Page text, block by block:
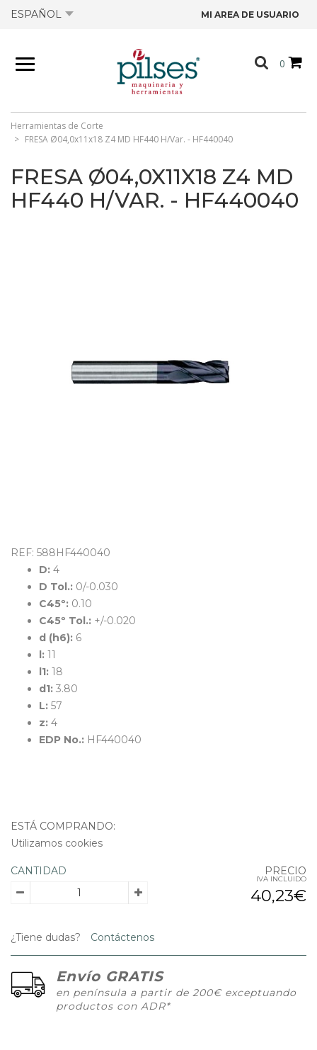
ESPAÑOL MI AREA DE USUARIO
0
PRODUCTOS
TIENDA
OFERTAS
Herramientas de Corte
FRESA Ø04,0x11x18 Z4 MD HF440 H/Var. - HF440040
FRESA Ø04,0X11X18 Z4 MD
HF440 H/VAR. - HF440040
REF: 588HF440040
D: 4
D Tol.: 0/-0.030
C45º: 0.10
C45º Tol.: +/-0.020
d (h6): 6
l: 11
l1: 18
d1: 3.80
L: 57
z: 4
EDP No.: HF440040
ESTÁ COMPRANDO:
Utilizamos cookies
CANTIDAD PRECIO
IVA INCLUIDO
40,23€
¿Tiene dudas? Contáctenos
Envío GRATIS
en península a partir de 200€ exceptuando
productos con ADR*